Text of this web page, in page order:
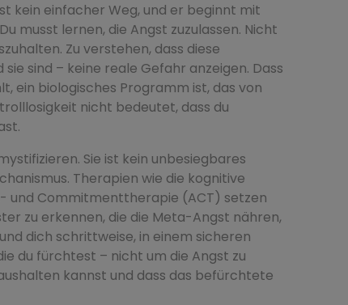
kein einfacher Weg, und er beginnt mit
musst lernen, die Angst zuzulassen. Nicht
Zu verstehen, dass diese
sind – keine reale Gefahr anzeigen. Dass
ein biologisches Programm ist, das von
nicht bedeutet, dass du
Sie ist kein unbesiegbares
Therapien wie die kognitive
und Commitmenttherapie (ACT) setzen
zu erkennen, die die Meta-Angst nähren,
dich schrittweise, in einem sicheren
du fürchtest – nicht um die Angst zu
kannst und dass das befürchtete